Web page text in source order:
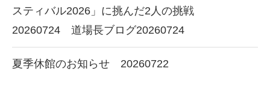
スティバル2026」に挑んだ2人の挑戦
20260724 道場長ブログ20260724
夏季休館のお知らせ 20260722